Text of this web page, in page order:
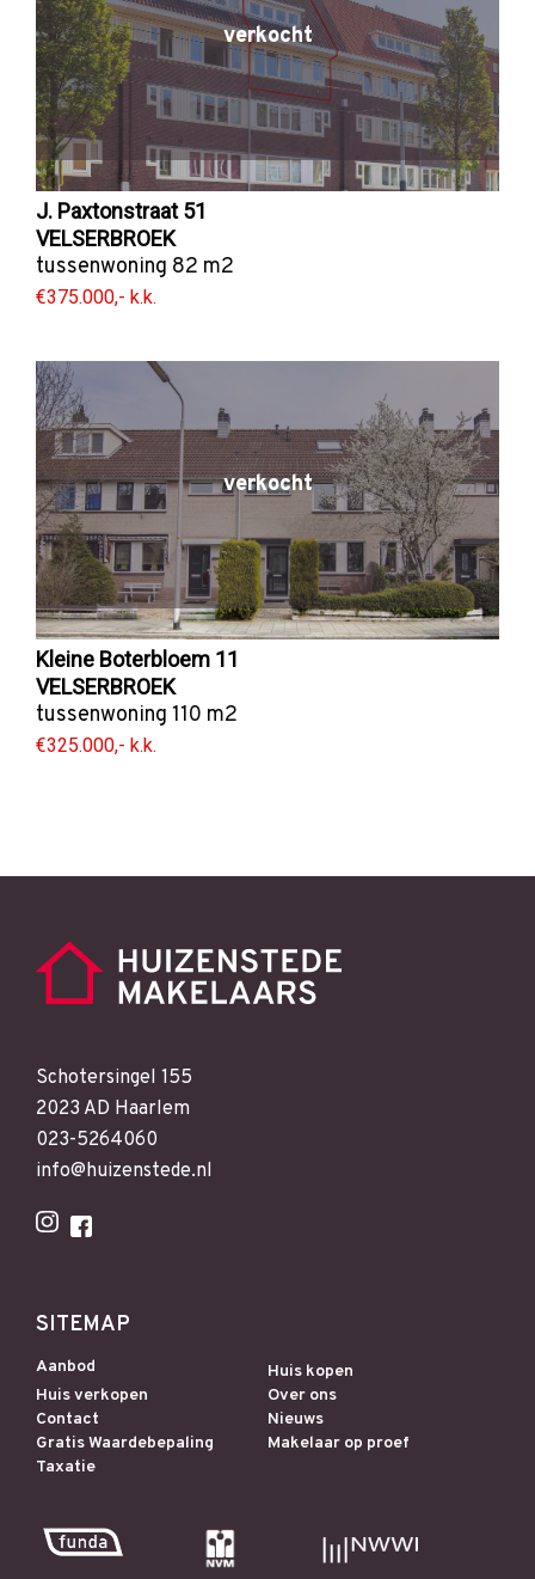
verkocht
J. Paxtonstraat 51
VELSERBROEK
tussenwoning 82 m2
€375.000,- k.k.
verkocht
Kleine Boterbloem 11
VELSERBROEK
tussenwoning 110 m2
€325.000,- k.k.
Schotersingel 155
2023 AD Haarlem
023-5264060
info@huizenstede.nl
SITEMAP
Aanbod
Huis kopen
Huis verkopen
Over ons
Contact
Nieuws
Gratis Waardebepaling
Makelaar op proef
Taxatie